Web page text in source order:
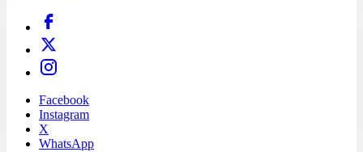
Facebook
Instagram
X
WhatsApp